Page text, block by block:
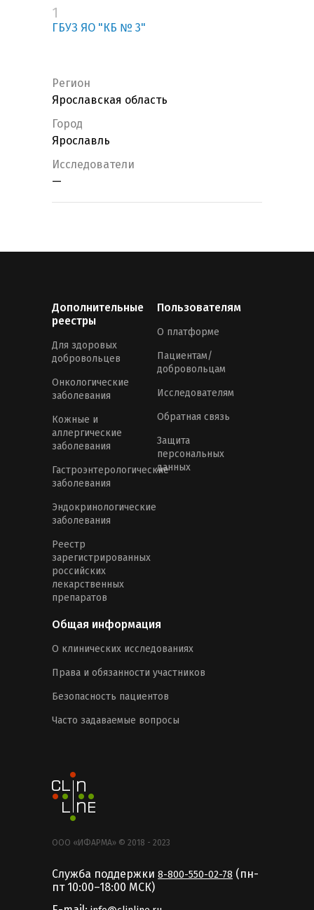
1
ГБУЗ ЯО "КБ № 3"
Регион
Ярославская область
Город
Ярославль
Исследователи
—
Дополнительные
реестры
Для здоровых
добровольцев
Онкологические
заболевания
Кожные и
аллергические
заболевания
Гастроэнтерологические
заболевания
Эндокринологические
заболевания
Реестр
зарегистрированных
российских
лекарственных
препаратов
Пользователям
О платформе
Пациентам/
добровольцам
Исследователям
Обратная связь
Защита
персональных
данных
Общая информация
О клинических исследованиях
Права и обязанности участников
Безопасность пациентов
Часто задаваемые вопросы
ООО «ИФАРМА» © 2018 - 2023
Служба поддержки 8-800-550-02-78 (пн-
пт 10:00–18:00 MCК)